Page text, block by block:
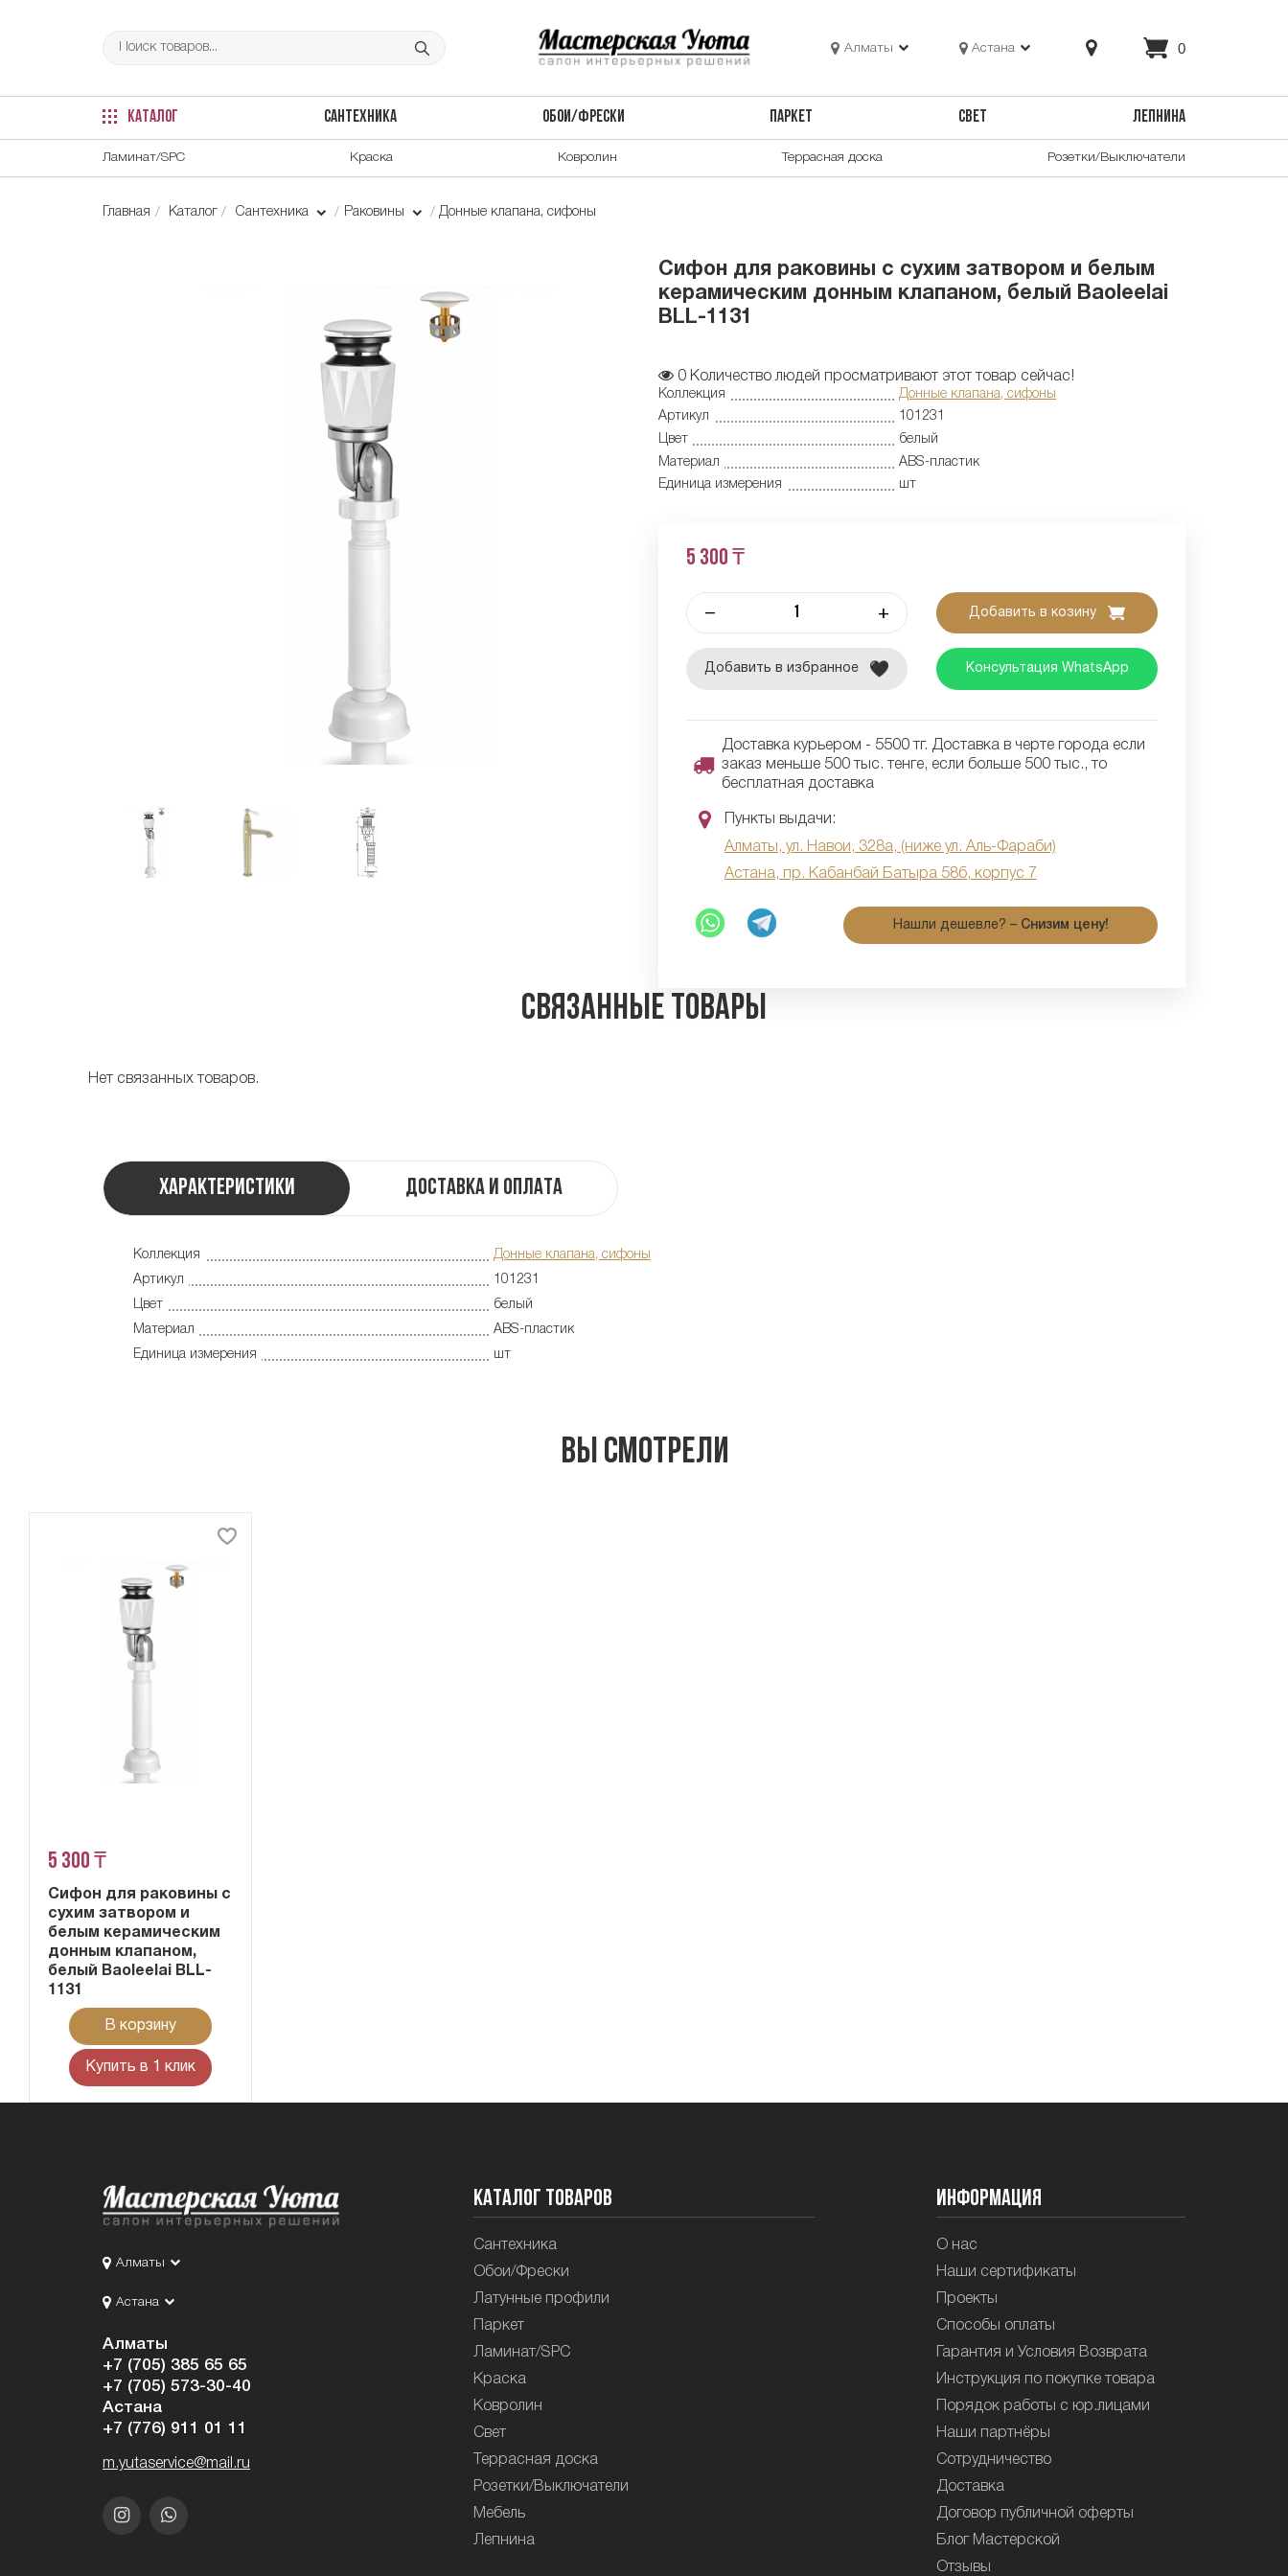
Алматы Астана 0
КАТАЛОГ САНТЕХНИКА ОБОИ/ФРЕСКИ ПАРКЕТ СВЕТ ЛЕПНИНА
Ламинат/SPC Краска Ковролин Террасная доска Розетки/Выключатели
Главная Каталог Сантехника Раковины Донные клапана, сифоны
Сифон для раковины с сухим затвором и белым
керамическим донным клапаном, белый Baoleelai
BLL-1131
0 Количество людей просматривают этот товар сейчас!
Коллекция
Донные клапана, сифоны
Артикул
101231
Цвет
белый
Материал
ABS-пластик
Единица измерения
шт
5 300 ₸
– + Добавить в козину
Добавить в избранное Консультация WhatsApp
Доставка курьером - 5500 тг. Доставка в черте города если
заказ меньше 500 тыс. тенге, если больше 500 тыс., то
бесплатная доставка
Пункты выдачи:
Алматы, ул. Навои, 328а, (ниже ул. Аль-Фараби)
Астана, пр. Кабанбай Батыра 58б, корпус 7
Нашли дешевле? – Снизим цену!
Связанные товары
Нет связанных товаров.
Характеристики Доставка и оплата
Коллекция
Донные клапана, сифоны
Артикул
101231
Цвет
белый
Материал
ABS-пластик
Единица измерения
шт
Вы смотрели
5 300 ₸
Сифон для раковины с
сухим затвором и
белым керамическим
донным клапаном,
белый Baoleelai BLL-
1131
В корзину
Купить в 1 клик
Алматы
Астана
Алматы
+7 (705) 385 65 65
+7 (705) 573-30-40
Астана
+7 (776) 911 01 11
m.yutaservice@mail.ru
Каталог товаров
Сантехника
Обои/Фрески
Латунные профили
Паркет
Ламинат/SPC
Краска
Ковролин
Свет
Террасная доска
Розетки/Выключатели
Мебель
Лепнина
Информация
О нас
Наши сертификаты
Проекты
Способы оплаты
Гарантия и Условия Возврата
Инструкция по покупке товара
Порядок работы с юр.лицами
Наши партнёры
Сотрудничество
Доставка
Договор публичной оферты
Блог Мастерской
Отзывы